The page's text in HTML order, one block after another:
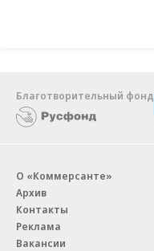
Благотворительный фонд
О «Коммерсанте»
Архив
Контакты
Реклама
Вакансии